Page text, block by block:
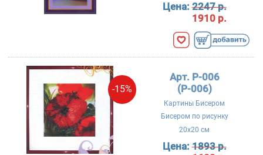
Цена:2247 р.
1910 р.
-15%
Арт. P-006
(Р-006)
Картины Бисером
Бисером по рисунку
20x20 см
Цена:1893 р.